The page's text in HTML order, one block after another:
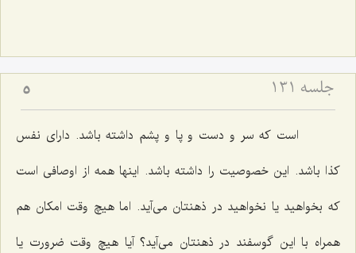
جلسه ۱۳۱ 5
است كه سر و دست و پا و پشم داشته باشد. داراى نفس
كذا باشد. این خصوصیت را داشته باشد. اینها همه از اوصافى است
كه بخواهید یا نخواهید در ذهنتان مى‌آید. اما هیچ وقت امكان هم
همراه با این گوسفند در ذهنتان مى‌آید؟ آیا هیچ وقت ضرورت یا